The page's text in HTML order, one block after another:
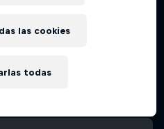
todas
las cookies